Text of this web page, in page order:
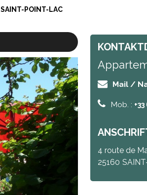
SAINT-POINT-LAC
Mail /
Mob. :
4 route de
25160